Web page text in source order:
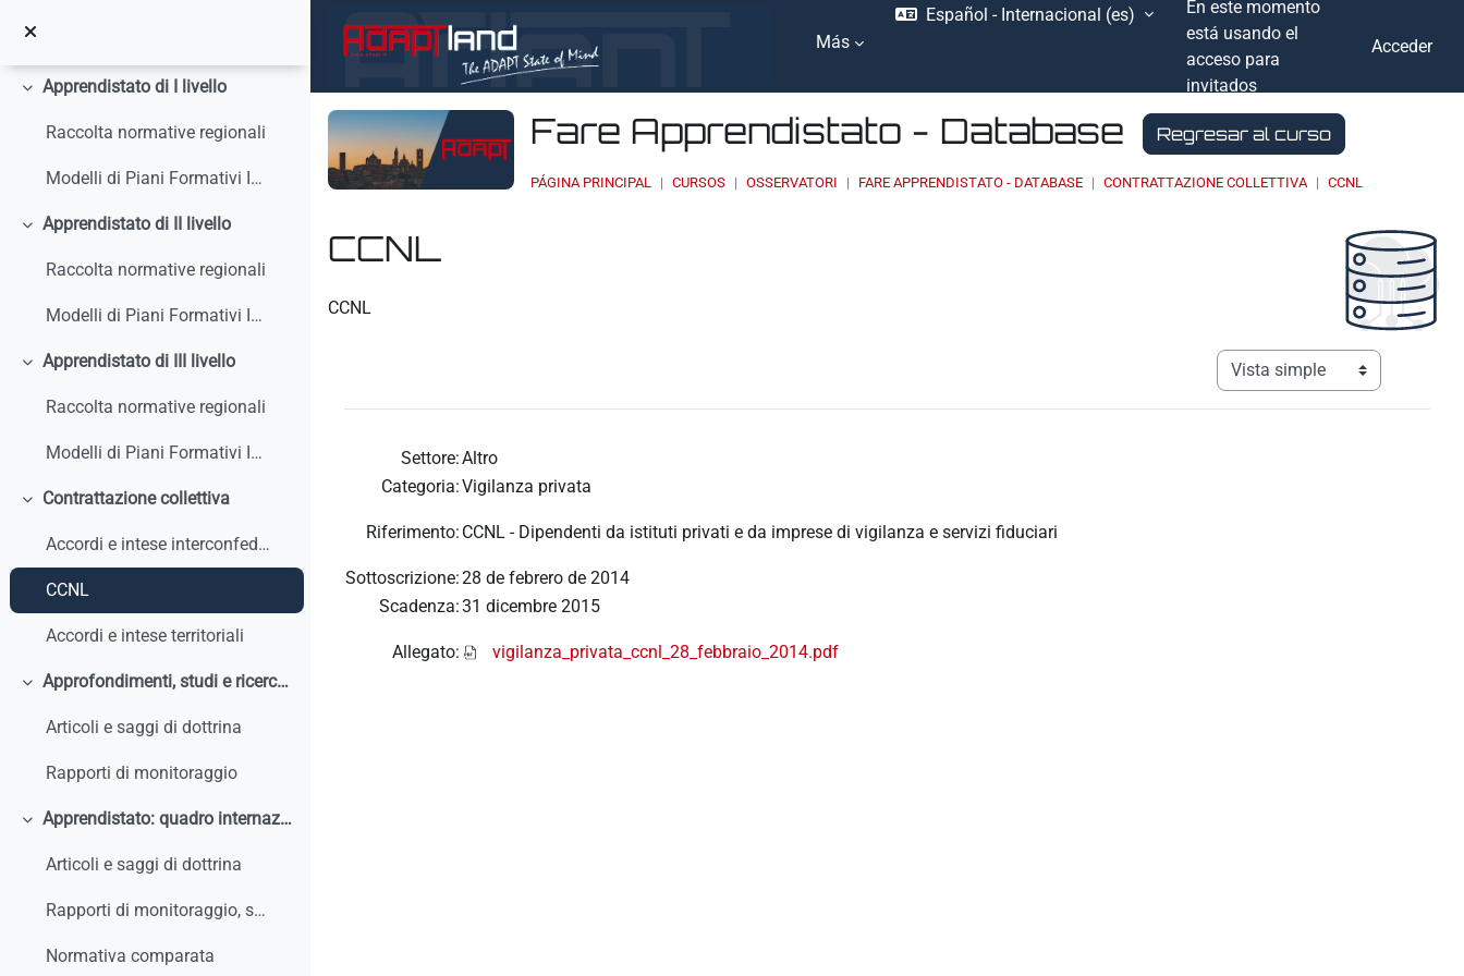
Más
Español - Internacional ‎(es)‎
En este momento
está usando el
acceso para
invitados
Acceder
Colapsar
Apprendistato di I livello
Raccolta normative regionali
Modelli di Piani Formativi Individuali
Colapsar
Apprendistato di II livello
Raccolta normative regionali
Modelli di Piani Formativi Individuali
Colapsar
Apprendistato di III livello
Raccolta normative regionali
Modelli di Piani Formativi Individuali
Colapsar
Contrattazione collettiva
Accordi e intese interconfederali
CCNL
Accordi e intese territoriali
Colapsar
Approfondimenti, studi e ricerche
Articoli e saggi di dottrina
Rapporti di monitoraggio
Colapsar
Apprendistato: quadro internazionale e comparato
Articoli e saggi di dottrina
Rapporti di monitoraggio, studi, ricerche, report internazionali
Normativa comparata
Fare Apprendistato - Database Regresar al curso
PÁGINA PRINCIPAL CURSOS OSSERVATORI FARE APPRENDISTATO - DATABASE CONTRATTAZIONE COLLETTIVA CCNL
CCNL
CCNL
Ver modo de navegación
Settore:Altro
Categoria:Vigilanza privata
Riferimento: CCNL - Dipendenti da istituti privati e da imprese di vigilanza e servizi fiduciari
Sottoscrizione:28 de febrero de 2014
Scadenza:31 dicembre 2015
Allegato: vigilanza_privata_ccnl_28_febbraio_2014.pdf